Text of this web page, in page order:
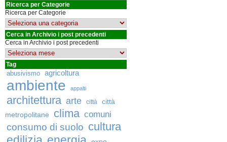
Ricerca per Categorie
Ricerca per Categorie
Cerca in Archivio i post precedenti
Cerca in Archivio i post precedenti
Tag
abusivismo agricoltura
ambiente appalti
architettura arte città
città
metropolitane
clima comuni
consumo di suolo cultura